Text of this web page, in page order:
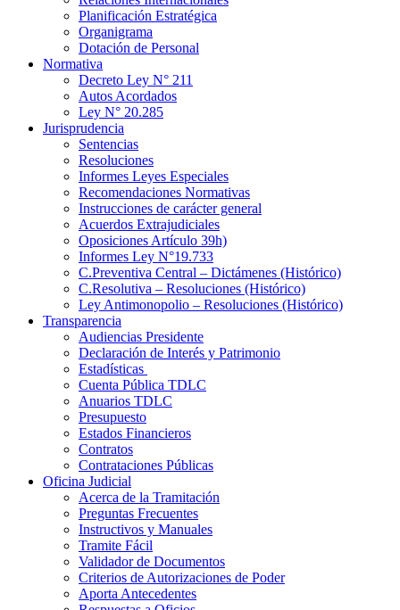
Planificación Estratégica
Organigrama
Dotación de Personal
Normativa
Decreto Ley N° 211
Autos Acordados
Ley N° 20.285
Jurisprudencia
Sentencias
Resoluciones
Informes Leyes Especiales
Recomendaciones Normativas
Instrucciones de carácter general
Acuerdos Extrajudiciales
Oposiciones Artículo 39h)
Informes Ley N°19.733
C.Preventiva Central – Dictámenes (Histórico)
C.Resolutiva – Resoluciones (Histórico)
Ley Antimonopolio – Resoluciones (Histórico)
Transparencia
Audiencias Presidente
Declaración de Interés y Patrimonio
Estadísticas
Cuenta Pública TDLC
Anuarios TDLC
Presupuesto
Estados Financieros
Contratos
Contrataciones Públicas
Oficina Judicial
Acerca de la Tramitación
Preguntas Frecuentes
Instructivos y Manuales
Tramite Fácil
Validador de Documentos
Criterios de Autorizaciones de Poder
Aporta Antecedentes